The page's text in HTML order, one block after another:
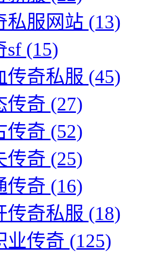
私服网站 (13)
sf (15)
传奇私服 (45)
传奇 (27)
传奇 (52)
传奇 (25)
传奇 (16)
传奇私服 (18)
业传奇 (125)